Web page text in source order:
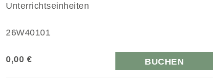
Unterrichtseinheiten
26W40101
0,00 € BUCHEN